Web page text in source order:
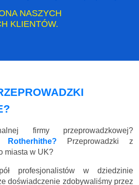
NASZYCH
KLIENTÓW.
firmy przeprowadzkowej?
Przeprowadzki z
miasta w UK?
profesjonalistów w dziedzinie
doświadczenie zdobywaliśmy przez